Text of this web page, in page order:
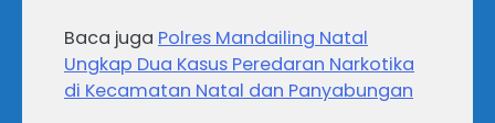
Baca juga Polres Mandailing Natal
Ungkap Dua Kasus Peredaran Narkotika
di Kecamatan Natal dan Panyabungan